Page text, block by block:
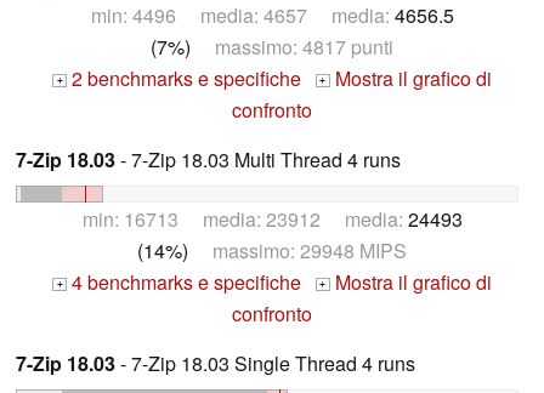
min: 4496 media: 4657 media: 4656.5
(7%) massimo: 4817 punti
+ 2 benchmarks e specifiche + Mostra il grafico di
confronto
7-Zip 18.03- 7-Zip 18.03 Multi Thread 4 runs
min: 16713 media: 23912 media: 24493
(14%) massimo: 29948 MIPS
+ 4 benchmarks e specifiche + Mostra il grafico di
confronto
7-Zip 18.03- 7-Zip 18.03 Single Thread 4 runs